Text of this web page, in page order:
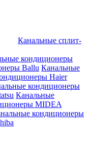
Канальные сплит-
кондиционеры
Ballu Канальные
Haier
кондиционеры
Канальные
MIDEA
кондиционеры